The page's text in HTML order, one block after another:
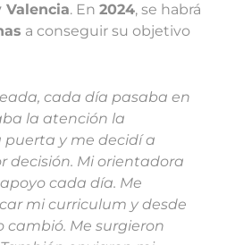
Valencia. En 2024, se habrá
a conseguir su objetivo
cada día pasaba en
la atención la
y me decidí a
decisión. Mi orientadora
cada día. Me
mi curriculum y desde
Me surgieron